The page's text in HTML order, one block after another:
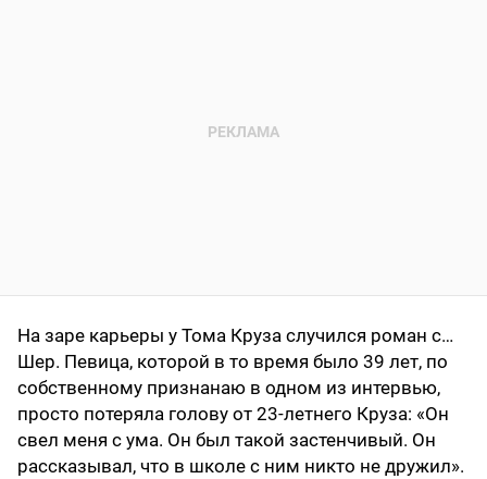
На заре карьеры у Тома Круза случился роман с…
Шер. Певица, которой в то время было 39 лет, по
собственному признанаю в одном из интервью,
просто потеряла голову от 23-летнего Круза: «Он
свел меня с ума. Он был такой застенчивый. Он
рассказывал, что в школе с ним никто не дружил».